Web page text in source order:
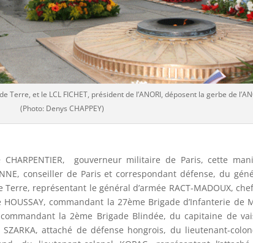
Terre, et le LCL FICHET, président de l’ANORI, déposent la gerbe de
(Photo: Denys CHAPPEY)
gouverneur militaire de Paris, cette
conseiller de Paris et correspondant défense, du
représentant le général d’armée RACT-MADOUX,
commandant la 27ème Brigade d’Infanterie de
commandant la 2ème Brigade Blindée, du capitaine de
attaché de défense hongrois, du lieutenant-